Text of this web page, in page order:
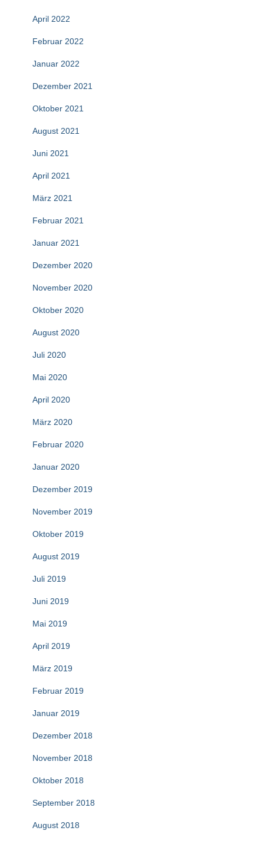
April 2022
Februar 2022
Januar 2022
Dezember 2021
Oktober 2021
August 2021
Juni 2021
April 2021
März 2021
Februar 2021
Januar 2021
Dezember 2020
November 2020
Oktober 2020
August 2020
Juli 2020
Mai 2020
April 2020
März 2020
Februar 2020
Januar 2020
Dezember 2019
November 2019
Oktober 2019
August 2019
Juli 2019
Juni 2019
Mai 2019
April 2019
März 2019
Februar 2019
Januar 2019
Dezember 2018
November 2018
Oktober 2018
September 2018
August 2018